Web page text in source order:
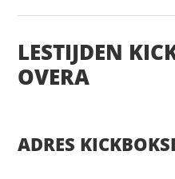
LESTIJDEN
OVERA
ADRES